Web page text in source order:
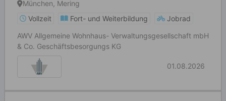
München, Mering
Vollzeit
Fort- und Weiterbildung
Jobrad
AWV Allgemeine Wohnhaus- Verwaltungsgesellschaft mbH
& Co. Geschäftsbesorgungs KG
01.08.2026